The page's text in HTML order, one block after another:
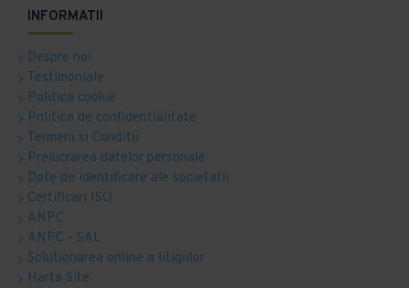
INFORMATII
Despre noi
Testimoniale
Politica cookie
Politica de confidentialitate
Termeni si Conditii
Prelucrarea datelor personale
Date de identificare ale societatii
Certificari ISO
ANPC
ANPC - SAL
Solutionarea online a litigiilor
Harta Site